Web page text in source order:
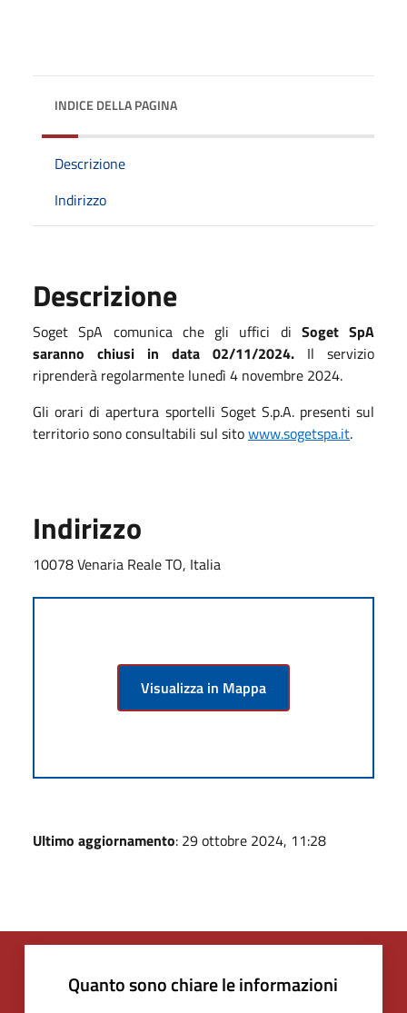
INDICE DELLA PAGINA
Descrizione
Indirizzo
Descrizione
Soget SpA comunica che gli uffici di Soget SpA
saranno chiusi in data 02/11/2024. Il servizio
riprenderà regolarmente lunedì 4 novembre 2024.
Gli orari di apertura sportelli Soget S.p.A. presenti sul
territorio sono consultabili sul sitowww.sogetspa.it.
Indirizzo
10078 Venaria Reale TO, Italia
Visualizza in Mappa
Ultimo aggiornamento: 29 ottobre 2024, 11:28
Quanto sono chiare le informazioni